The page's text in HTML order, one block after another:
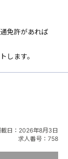
免許があれば
します。
日： 2026年8月3日
求人番号：758